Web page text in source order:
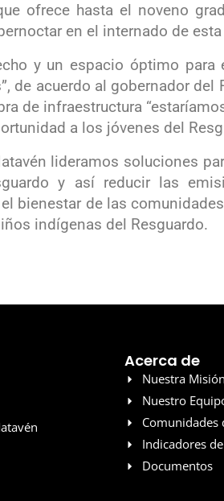
ofrece hasta el noveno
en el internado de
y un espacio óptimo
de acuerdo al gobernador
de infraestructura
a los jóvenes del
lideramos soluciones
y así reducir las
bienestar de las
indígenas del Resguardo.
Acerca de
Nuestra Misión
Nuestro
Comunidades
Indicadores
Documentos